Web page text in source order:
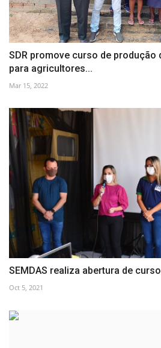
SDR promove curso de produção
para agricultores...
Mar 15, 2022
SEMDAS realiza abertura de
Oct 5, 2021